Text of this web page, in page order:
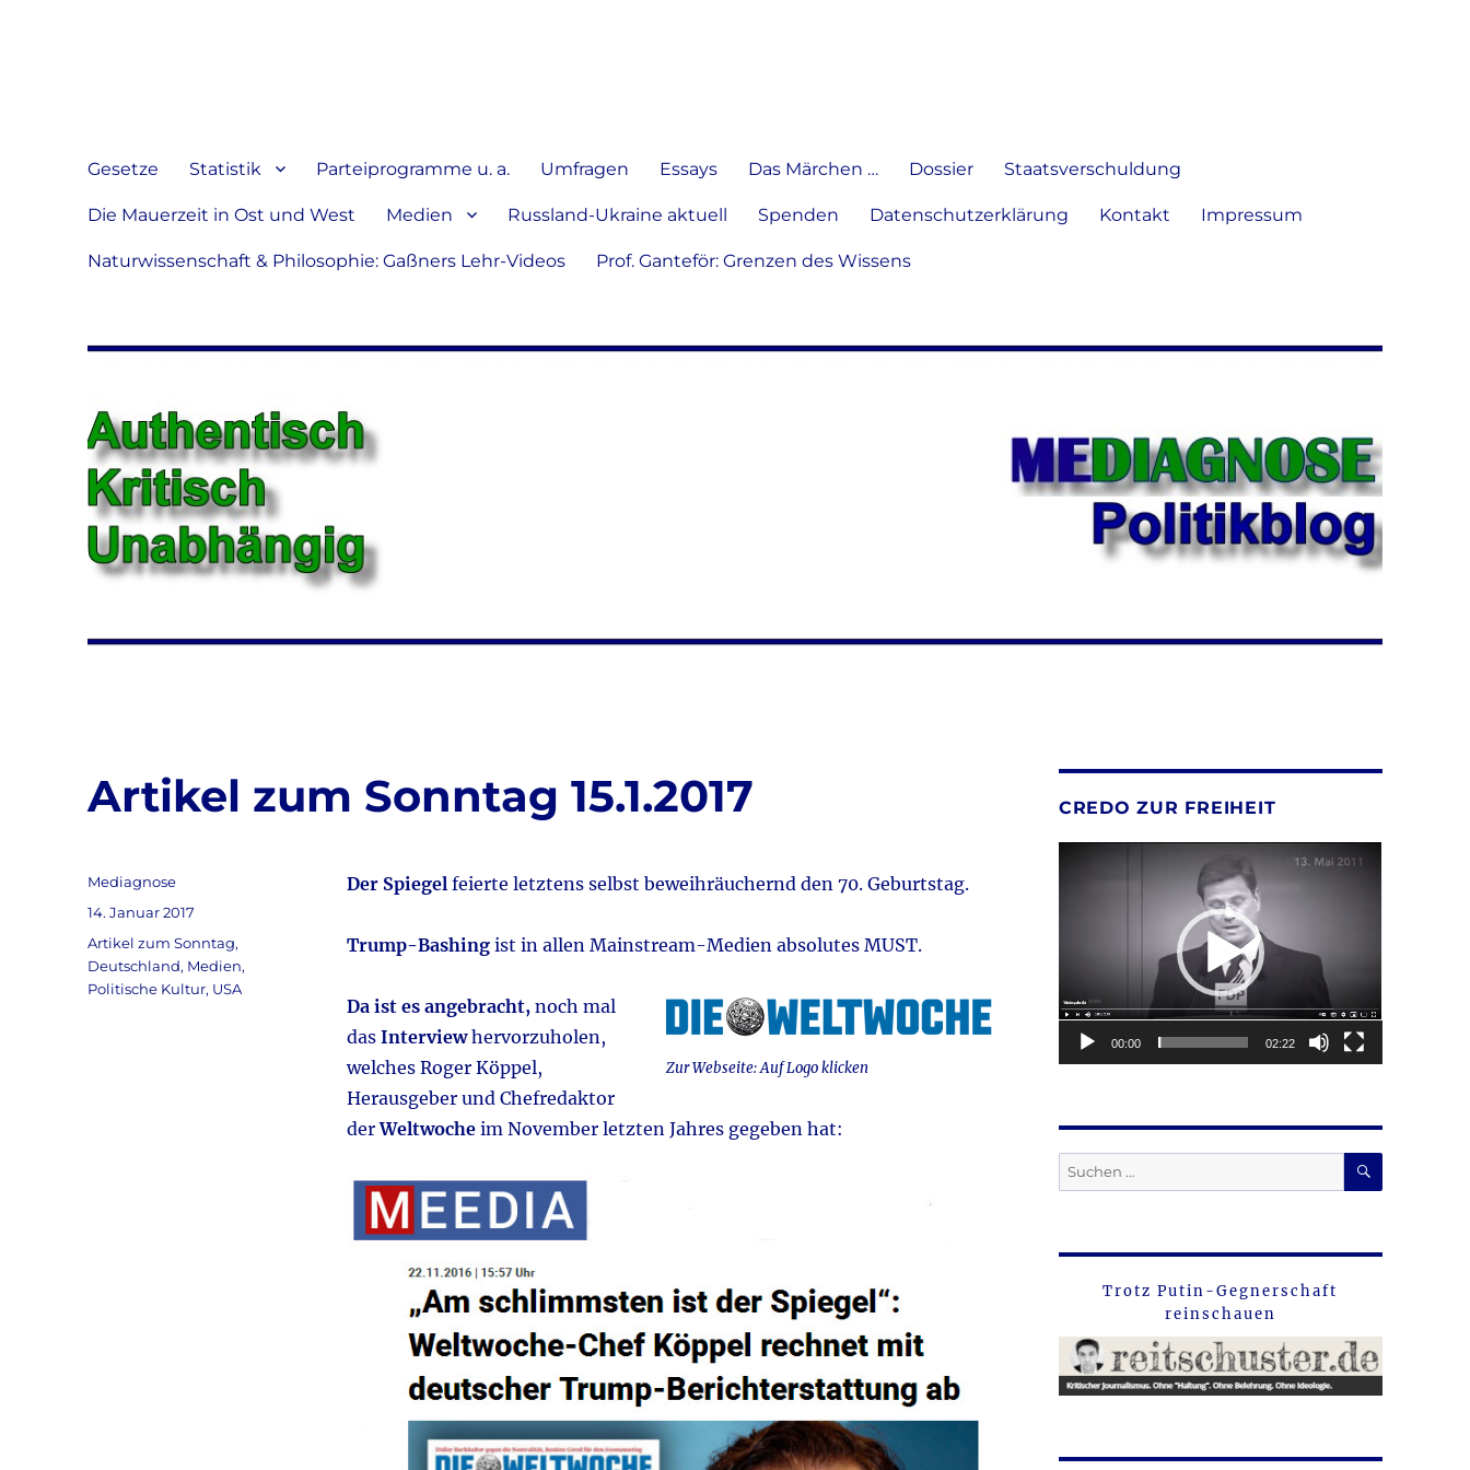
verbreiten
Gesetze Statistik Parteiprogramme u. a. Umfragen Essays Das Märchen … Dossier Staatsverschuldung
Die Mauerzeit in Ost und West Medien Russland-Ukraine aktuell Spenden Datenschutzerklärung Kontakt Impressum
Naturwissenschaft & Philosophie: Gaßners Lehr-Videos Prof. Ganteför: Grenzen des Wissens
Artikel zum Sonntag 15.1.2017
Der Spiegelfeierte letztens selbst beweihräuchernd den 70. Geburtstag.
Trump-Bashingist in allen Mainstream-Medien absolutes MUST.
Zur Webseite: Auf Logo klicken
Da ist es angebracht,noch mal
das Interviewhervorzuholen,
welches Roger Köppel,
Herausgeber und Chefredaktor
derWeltwocheim November letzten Jahres gegeben hat:
Autor
Mediagnose
Veröffentlicht
am
14. Januar 2017
Kategorien
Artikel zum Sonntag,
Deutschland, Medien,
Politische Kultur, USA
CREDO ZUR FREIHEIT
00:00 02:22
Suche
nach:
SUCHEN
Trotz Putin-Gegnerschaft
reinschauen